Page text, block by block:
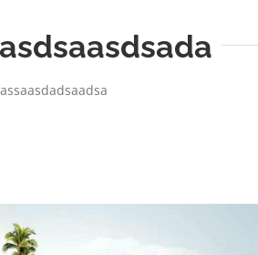
assaasdadsaadsa